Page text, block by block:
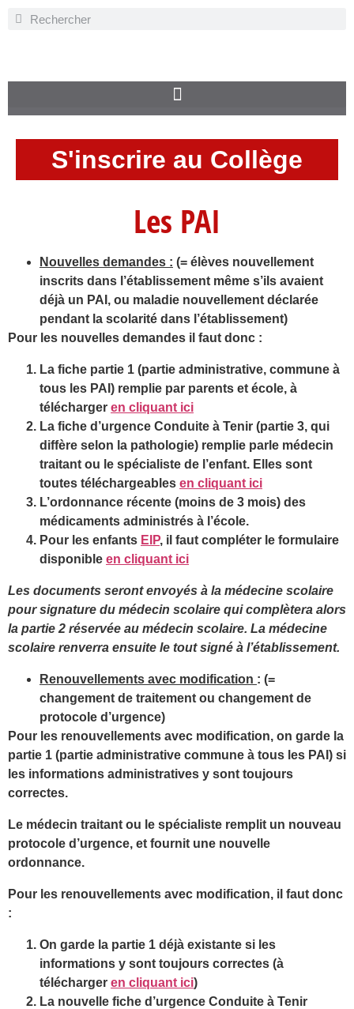
S'inscrire au Collège
Les PAI
Nouvelles demandes : (= élèves nouvellement
inscrits dans l’établissement même s’ils avaient
déjà un PAI, ou maladie nouvellement déclarée
pendant la scolarité dans l’établissement)
Pour les nouvelles demandes il faut donc :
La fiche partie 1 (partie administrative, commune à
tous les PAI) remplie par parents et école, à
télécharger en cliquant ici
La fiche d’urgence Conduite à Tenir (partie 3, qui
diffère selon la pathologie) remplie parle médecin
traitant ou le spécialiste de l’enfant. Elles sont
toutes téléchargeables en cliquant ici
L’ordonnance récente (moins de 3 mois) des
médicaments administrés à l’école.
Pour les enfants EIP, il faut compléter le formulaire
disponible en cliquant ici
Les documents seront envoyés à la médecine scolaire
pour signature du médecin scolaire qui complètera alors
la partie 2 réservée au médecin scolaire. La médecine
scolaire renverra ensuite le tout signé à l’établissement.
Renouvellements avec modification : (=
changement de traitement ou changement de
protocole d’urgence)
Pour les renouvellements avec modification, on garde la
partie 1 (partie administrative commune à tous les PAI) si
les informations administratives y sont toujours
correctes.
Le médecin traitant ou le spécialiste remplit un nouveau
protocole d’urgence, et fournit une nouvelle
ordonnance.
Pour les renouvellements avec modification, il faut donc
:
On garde la partie 1 déjà existante si les
informations y sont toujours correctes (à
télécharger en cliquant ici)
La nouvelle fiche d’urgence Conduite à Tenir